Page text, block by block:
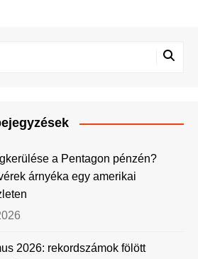
a Pentagon pénzén?
árnyéka egy amerikai
2026: rekordszámok fölött